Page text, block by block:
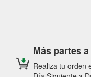
Más partes
Realiza tu orden